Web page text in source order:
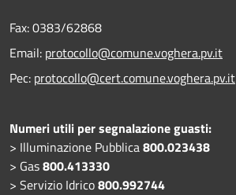
Fax:0383/62868
Email: protocollo@comune.voghera.pv.it
Pec: protocollo@cert.comune.voghera.pv.it
Numeri utili per segnalazione guasti:
> Illuminazione Pubblica800.023438
> Gas800.413330
> Servizio Idrico800.992744